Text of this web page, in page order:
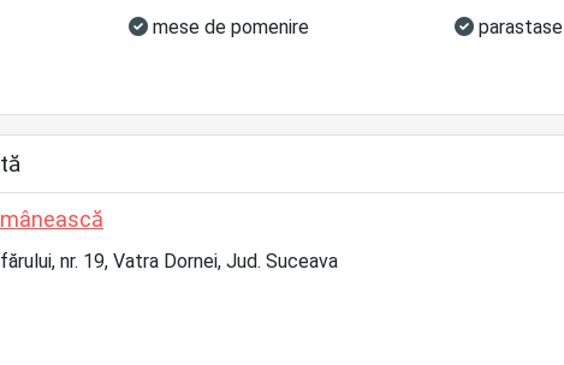
mese de pomenire
parastase
nr. 19, Vatra Dornei, Jud. Suceava